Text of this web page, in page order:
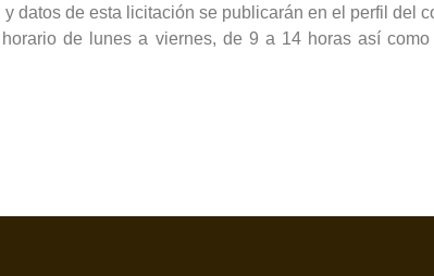
datos de esta licitación se publicarán en el perfil del
de lunes a viernes, de 9 a 14 horas así